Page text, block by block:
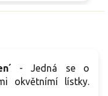
- Jedná se o
okvětnímí lístky.